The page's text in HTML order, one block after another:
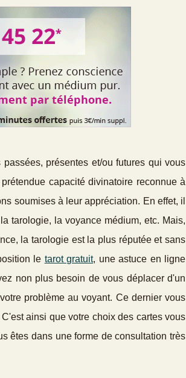
présentes et/ou futures qui vous
capacité divinatoire reconnue à
soumises à leur appréciation. En effet, il
tarologie, la voyance médium, etc. Mais,
la tarologie est la plus réputée et sans
le tarot gratuit, une astuce en ligne
non plus besoin de vous déplacer d'un
problème au voyant. Ce dernier vous
ainsi que votre choix des cartes vous
êtes dans une forme de consultation très